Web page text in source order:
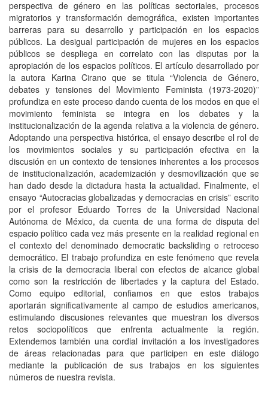
perspectiva de género en las políticas sectoriales, procesos
migratorios y transformación demográfica, existen importantes
barreras para su desarrollo y participación en los espacios
públicos. La desigual participación de mujeres en los espacios
públicos se despliega en correlato con las disputas por la
apropiación de los espacios políticos. El artículo desarrollado por
la autora Karina Cirano que se titula “Violencia de Género,
debates y tensiones del Movimiento Feminista (1973-2020)”
profundiza en este proceso dando cuenta de los modos en que el
movimiento feminista se integra en los debates y la
institucionalización de la agenda relativa a la violencia de género.
Adoptando una perspectiva histórica, el ensayo describe el rol de
los movimientos sociales y su participación efectiva en la
discusión en un contexto de tensiones inherentes a los procesos
de institucionalización, academización y desmovilización que se
han dado desde la dictadura hasta la actualidad. Finalmente, el
ensayo “Autocracias globalizadas y democracias en crisis” escrito
por el profesor Eduardo Torres de la Universidad Nacional
Autónoma de México, da cuenta de una forma de disputa del
espacio político cada vez más presente en la realidad regional en
el contexto del denominado democratic backsliding o retroceso
democrático. El trabajo profundiza en este fenómeno que revela
la crisis de la democracia liberal con efectos de alcance global
como son la restricción de libertades y la captura del Estado.
Como equipo editorial, confiamos en que estos trabajos
aportarán significativamente al campo de estudios americanos,
estimulando discusiones relevantes que muestran los diversos
retos sociopolíticos que enfrenta actualmente la región.
Extendemos también una cordial invitación a los investigadores
de áreas relacionadas para que participen en este diálogo
mediante la publicación de sus trabajos en los siguientes
números de nuestra revista.